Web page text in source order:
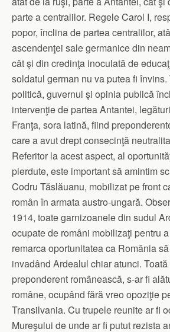
parte a centralilor. Regele Carol I,
popor, înclina de partea centralilor,
ascendenţei sale germanice din
cât şi din credinţa inoculată de
soldatul german nu va putea fi
politică, guvernul şi opinia publică
intervenţie de partea Antantei,
Franţa, sora latină, fiind
care a avut drept consecinţă
Referitor la acest aspect, al
pierdute, este important să amintim
Codru Tăslăuanu, mobilizat pe front
român în armata austro-ungară.
1914, toate garnizoanele din sudul
ocupate de români mobilizaţi pentru
remarca oportunitatea ca România
invadând Ardealul chiar atunci.
preponderent românească, s-ar fi
române, ocupând fără vreo opoziţie
Transilvania. Cu trupele reunite ar fi
Mureşului de unde ar fi putut rezista